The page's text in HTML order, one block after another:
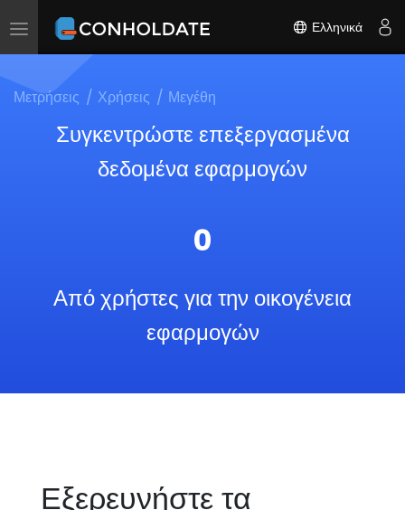
Toggle
Ελληνικά
Μετρήσεις Χρήσεις Μεγέθη
Συγκεντρώστε επεξεργασμένα
δεδομένα εφαρμογών
0
Από χρήστες για την οικογένεια
εφαρμογών
Εξερευνήστε τα